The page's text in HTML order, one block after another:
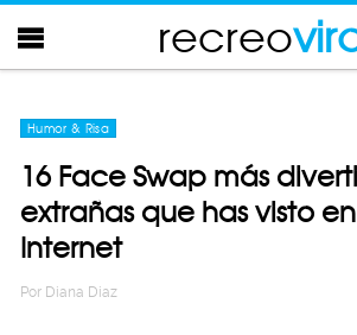
recreo
Humor & Risa
16 Face Swap más
extrañas que has visto en
Internet
Por Diana Diaz